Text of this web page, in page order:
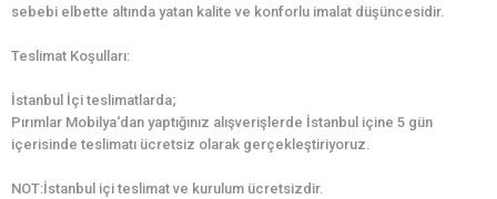
sebebi elbette altında yatan kalite ve konforlu imalat düşüncesidir.
Teslimat Koşulları:
İstanbul İçi teslimatlarda;
Pırımlar Mobilya‘dan yaptığınız alışverişlerde İstanbul içine 5 gün
içerisinde teslimatı ücretsiz olarak gerçekleştiriyoruz.
NOT:İstanbul içi teslimat ve kurulum ücretsizdir.